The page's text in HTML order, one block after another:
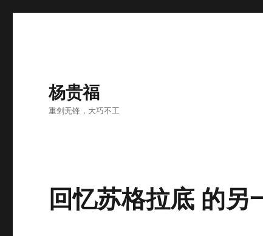
杨贵福
重剑无锋，大巧不工
回忆苏格拉底 的另